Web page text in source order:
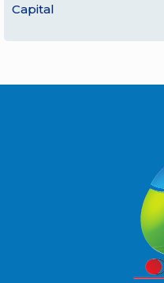
Capital